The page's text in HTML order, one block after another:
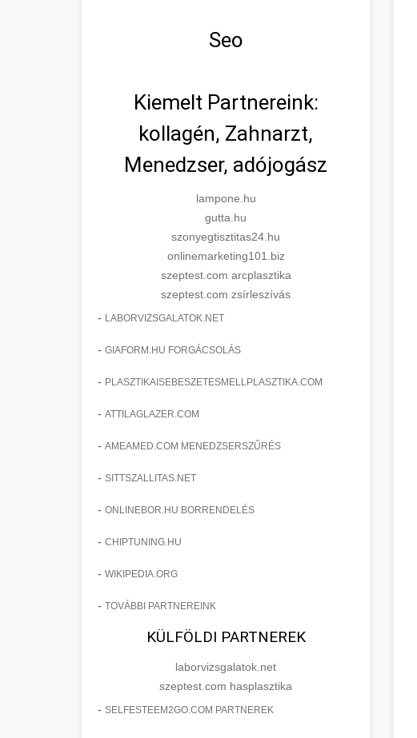
Seo
Kiemelt Partnereink:
kollagén, Zahnarzt,
Menedzser, adójogász
lampone.hu
gutta.hu
szonyegtisztitas24.hu
onlinemarketing101.biz
szeptest.com arcplasztika
szeptest.com zsírleszívás
- LABORVIZSGALATOK.NET
- GIAFORM.HU FORGÁCSOLÁS
- PLASZTIKAISEBESZETESMELLPLASZTIKA.COM
- ATTILAGLAZER.COM
- AMEAMED.COM MENEDZSERSZŰRÉS
- SITTSZALLITAS.NET
- ONLINEBOR.HU BORRENDELÉS
- CHIPTUNING.HU
- WIKIPEDIA.ORG
- TOVÁBBI PARTNEREINK
KÜLFÖLDI PARTNEREK
laborvizsgalatok.net
szeptest.com hasplasztika
- SELFESTEEM2GO.COM PARTNEREK